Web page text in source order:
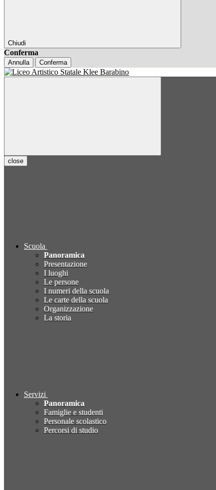
Chiudi
Conferma
Annulla Conferma
close
Scuola
Panoramica
Presentazione
I luoghi
Le persone
I numeri della scuola
Le carte della scuola
Organizzazione
La storia
Servizi
Panoramica
Famiglie e studenti
Personale scolastico
Percorsi di studio